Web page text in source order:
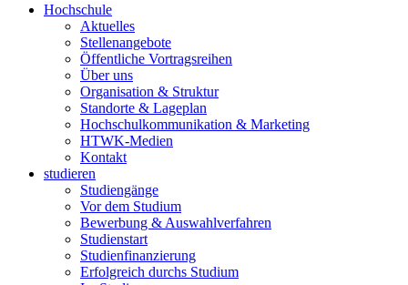
Hochschule
Aktuelles
Stellenangebote
Öffentliche Vortragsreihen
Über uns
Organisation & Struktur
Standorte & Lageplan
Hochschulkommunikation & Marketing
HTWK-Medien
Kontakt
studieren
Studiengänge
Vor dem Studium
Bewerbung & Auswahlverfahren
Studienstart
Studienfinanzierung
Erfolgreich durchs Studium